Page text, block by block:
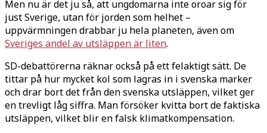
Men nu är det ju så, att ungdomarna inte oroar sig för
just Sverige, utan för jorden som helhet –
uppvärmningen drabbar ju hela planeten, även om
Sveriges andel av utsläppen är liten.
SD-debattörerna räknar också på ett felaktigt sätt. De
tittar på hur mycket kol som lagras in i svenska marker
och drar bort det från den svenska utsläppen, vilket ger
en trevligt låg siffra. Man försöker kvitta bort de faktiska
utsläppen, vilket blir en falsk klimatkompensation.